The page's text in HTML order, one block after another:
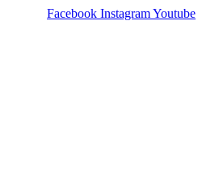
Skip
Facebook InstagramYoutube